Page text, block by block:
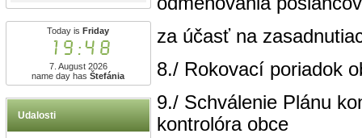
Today is Friday
19:48
7. August 2026
name day hasŠtefánia
Udalosti
za účasť na
8./ Rokovací poriadok
9./ Schválenie Plánu
kontrolóra obce